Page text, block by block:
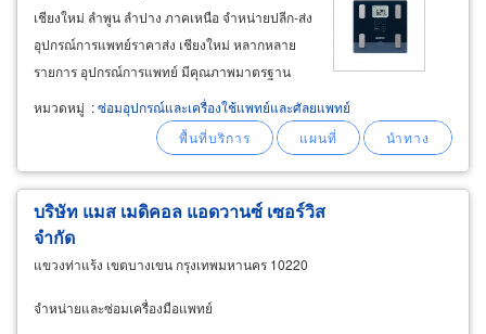
เชียงใหม่ ลำพูน ลำปาง ภาคเหนือ จำหน่ายปลีก-ส่ง
อุปกรณ์การแพทย์ราคาส่ง เชียงใหม่ หลากหลาย
รายการ อุปกรณ์การแพทย์ มีคุณภาพมาตรฐาน
พร้อมบริการจัดส่ง ติดตั้ง แนะนำการใช้งานอย่าง
ถูกต้อง รองรับงานประมูลอุปกรณ์การแพทย์ สำหรับ
เตียงผู้ป่วย เตียงโรงพยาบาล และอื่นๆ
หมวดหมู่ :ซ่อมอุปกรณ์และเครื่องใช้แพทย์และศัลยแพทย์
บริษัท แมส เมดิคอล แอดวานซ์ เซอร์วิส
จำกัด
แขวงท่าแร้ง เขตบางเขน กรุงเทพมหานคร 10220
จำหน่ายและซ่อมเครื่องมือแพทย์